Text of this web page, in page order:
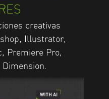
creativas
Illustrator,
Premiere Pro,